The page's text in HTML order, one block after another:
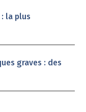
la plus
graves : des